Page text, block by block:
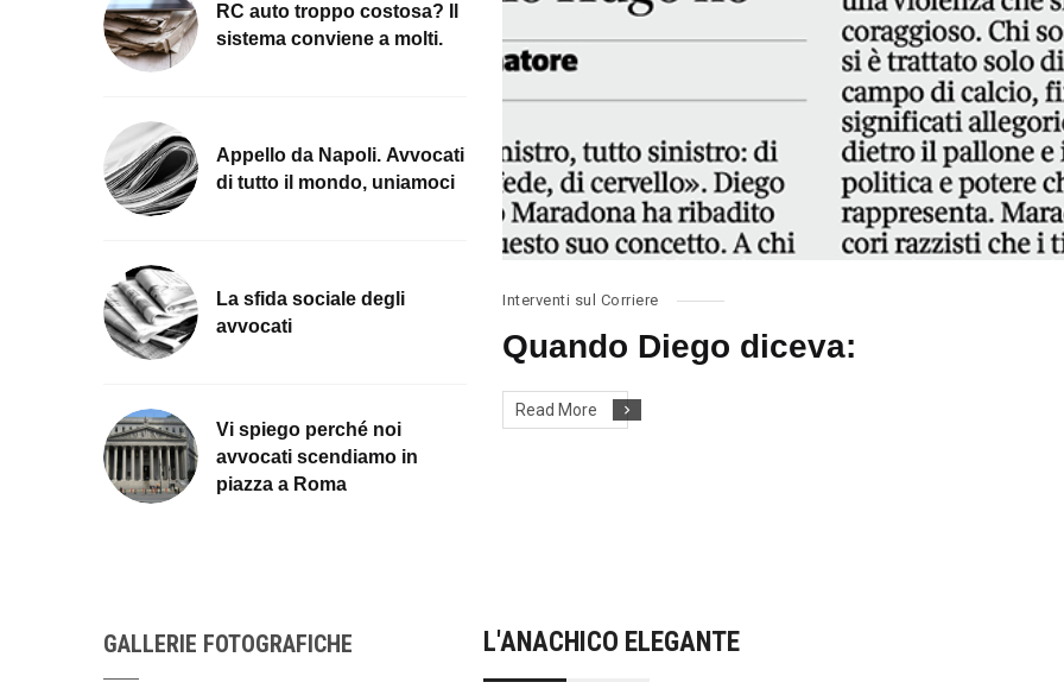
Interventi sul Corriere
Quando Diego diceva:
Read More
RC auto troppo costosa? Il
sistema conviene a molti.
Appello da Napoli. Avvocati
di tutto il mondo, uniamoci
La sfida sociale degli
avvocati
Vi spiego perché noi
avvocati scendiamo in
piazza a Roma
L'ANACHICO ELEGANTE
GALLERIE FOTOGRAFICHE